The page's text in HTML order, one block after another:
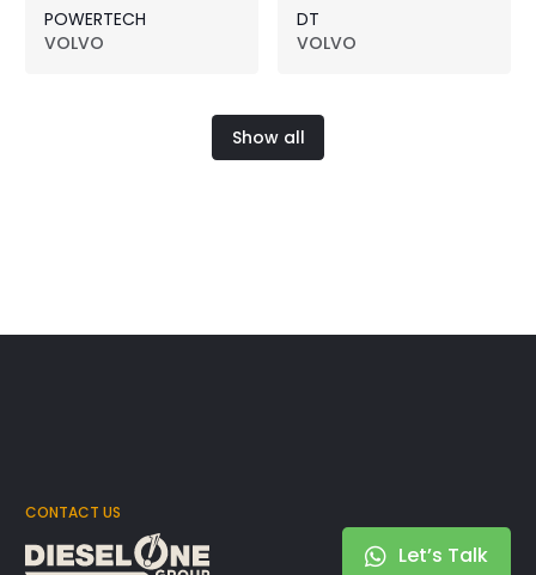
POWERTECH
VOLVO
DT
VOLVO
Show all
CONTACT US
Let’s Talk